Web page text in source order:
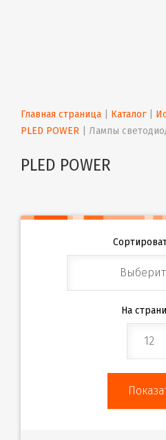
Главная страница Каталог |
PLED POWER
Лампы
PLED POWER
На
12